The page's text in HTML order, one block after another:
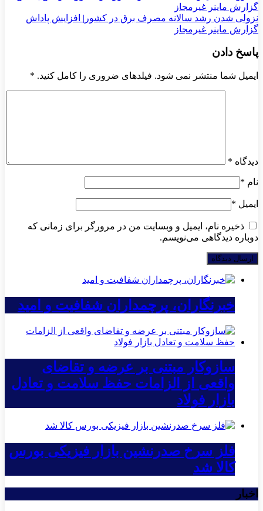
نزولی شدن رشد سالانه مصرف برق در کشور| افزایش پاداش
گزارش ماینر غیرمجاز
پاسخ دادن
ایمیل شما منتشر نمی شود. فیلدهای ضروری را کامل کنید. *
دیدگاه *
نام *
ایمیل *
ذخیره نام، ایمیل و وبسایت من در مرورگر برای زمانی که
دوباره دیدگاهی می‌نویسم.
خبرنگاران، پرچمداران شفافیت و امید
سازوکار مبتنی بر عرضه و تقاضای
واقعی از الزامات حفظ سلامت و تعادل
بازار فولاد
فلز سرخ صدرنشین بازار فیزیکی بورس
کالا شد
اخبار